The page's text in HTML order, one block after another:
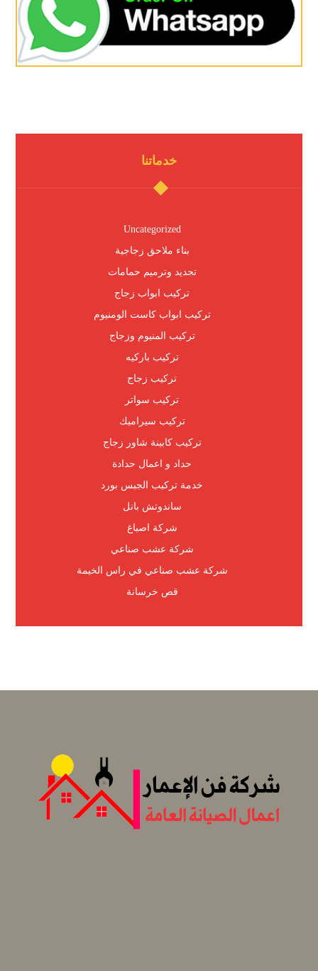
خدماتنا
Uncategorized
بناء ملاحق زجاجية
تجديد وترميم حمامات
تركيب ابواب زجاج
تركيب ابواب كاست الومنيوم
تركيب المنيوم وزجاج
تركيب باركيه
تركيب زجاج
تركيب سواتر
تركيب سيراميك
تركيب كابينة شاور زجاج
حداد و اعمال حدادة
خدمة تركيب الجبس بورد
ساندوتش بانل
شركة اصباغ
شركة عشب صناعي
شركة عشب صناعي في راس الخيمة
قص خرسانة